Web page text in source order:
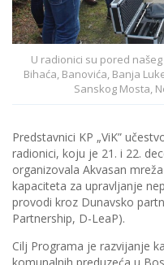
U radionici su pored
Bihaća, Banovića, Banja
Sanskog Mosta,
Predstavnici KP „ViK”
radionici, koju je 21. i 22.
organizovala Akvasan
kapaciteta za upravljanje
provodi kroz Dunavsko
Partnership, D-LeaP).
Cilj Programa je razvijanje